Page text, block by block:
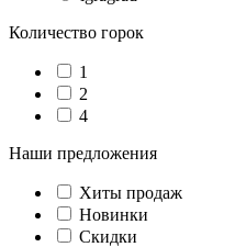
Количество горок
1
2
4
Наши предложения
Хиты продаж
Новинки
Скидки